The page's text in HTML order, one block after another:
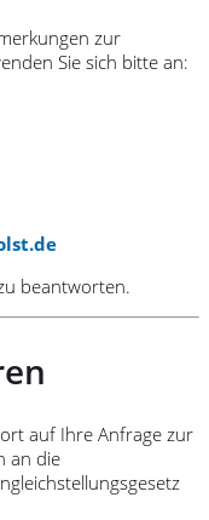
zur
Sie sich bitte an:
beantworten.
auf Ihre Anfrage zur
an die